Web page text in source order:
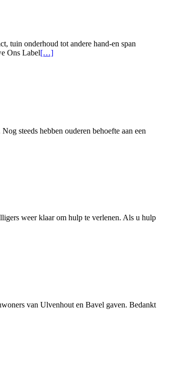
tuin onderhoud tot andere hand-en span
Ons LabelLees
[…]
steeds hebben ouderen behoefte aan een
weer klaar om hulp te verlenen. Als u hulp
van Ulvenhout en Bavel gaven. Bedankt